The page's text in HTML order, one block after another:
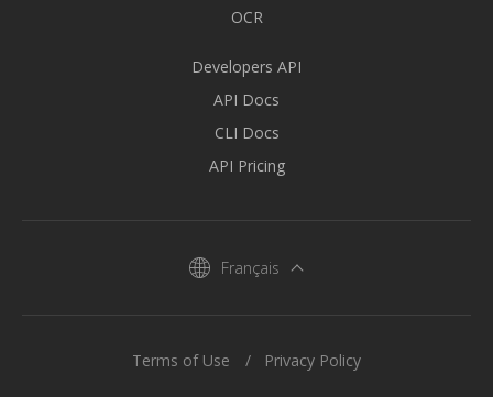
OCR
Developers API
API Docs
CLI Docs
API Pricing
Français
Terms of Use Privacy Policy